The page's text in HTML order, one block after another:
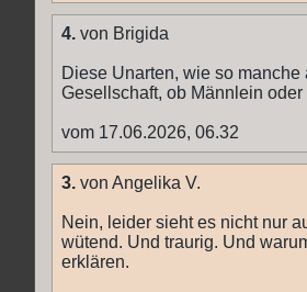
4. von Brigida
Diese Unarten, wie so
Gesellschaft, ob Männlein
vom 17.06.2026, 06.32
3. von Angelika V.
Nein, leider sieht es nicht nur
wütend. Und traurig. Und
erklären.